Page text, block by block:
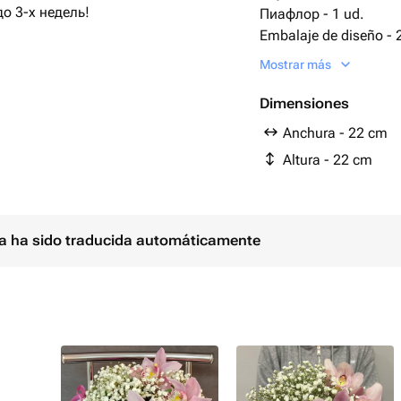
Пиафлор - 1 ud.
Embalaje de diseño - 2 ud.
Cymbidium orchidae -
Mostrar más
Dimensiones
Anchura - 22 cm
Altura - 22 cm
3-х недель!
место, тем они дольше
нужно поливать каждый
ha sido traducida automáticamente